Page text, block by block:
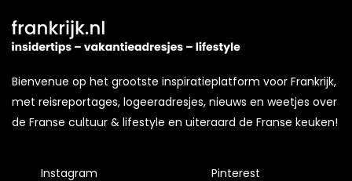
Bienvenue op het grootste inspiratieplatform voor Frankrijk,
met reisreportages, logeeradresjes, nieuws en weetjes over
de Franse cultuur & lifestyle en uiteraard de Franse keuken!
Instagram Pinterest